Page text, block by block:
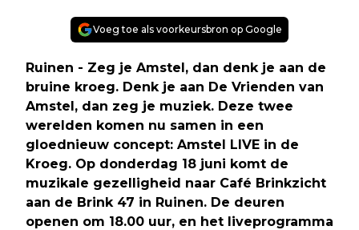
Voeg toe als voorkeursbron op Google
Ruinen - Zeg je Amstel, dan denk je aan de
bruine kroeg. Denk je aan De Vrienden van
Amstel, dan zeg je muziek. Deze twee
werelden komen nu samen in een
gloednieuw concept: Amstel LIVE in de
Kroeg. Op donderdag 18 juni komt de
muzikale gezelligheid naar Café Brinkzicht
aan de Brink 47 in Ruinen. De deuren
openen om 18.00 uur, en het liveprogramma